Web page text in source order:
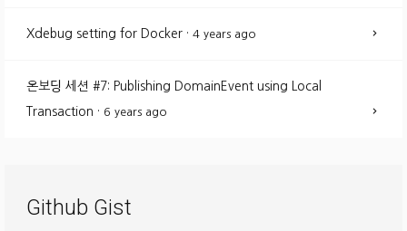
Xdebug setting for Docker · 4 years ago
온보딩 세션 #7: Publishing DomainEvent using Local
Transaction · 6 years ago
Github Gist